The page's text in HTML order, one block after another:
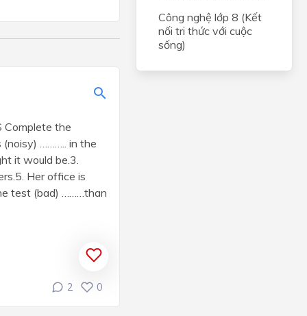
Complete the
(noisy) ……….. in the
it would be.3.
Her office is
test (bad) ………than
2 0
Công nghệ lớp 8 (Kết
nối tri thức với cuộc
sống)